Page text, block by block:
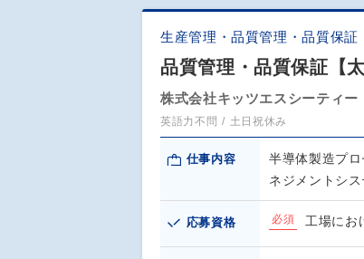
生産管理・品質管理・品質保証
品質管理・品質保証【
株式会社キッツエスシーティー
英語力不問 土日祝休み
仕事内容
半導体製造プ
ネジメントシ
応募資格 必須 工場にお